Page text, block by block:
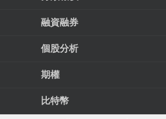
融資融券
個股分析
期權
比特幣